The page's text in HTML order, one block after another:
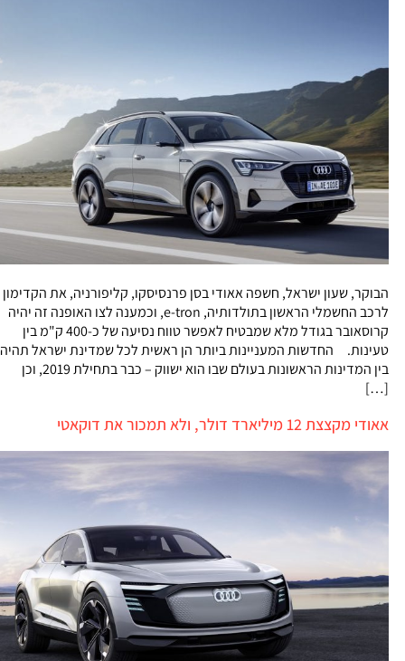
הבוקר, שעון ישראל, חשפה אאודי בסן פרנסיסקו, קליפורניה, את הקדימון
לרכב החשמלי הראשון בתולדותיה, e-tron, וכמענה לצו האופנה זה יהיה
קרוסאובר בגודל מלא שמבטיח לאפשר טווח נסיעה של כ-400 ק"מ בין
טעינות. החדשות המעניינות ביותר הן ראשית לכל שמדינת ישראל תהיה
בין המדינות הראשונות בעולם שבו הוא ישווק – כבר בתחילת 2019, וכן
[…]
אאודי מקצצת 12 מיליארד דולר, ולא תמכור את דוקאטי